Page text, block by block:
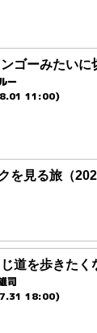
ゴーみたいに
ー
11:00)
を見る旅（
じ道を歩きたく
司
18:00)